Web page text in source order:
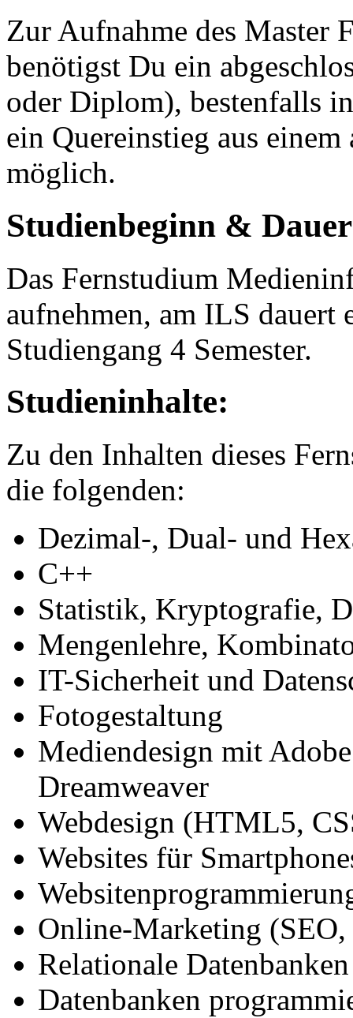
Zur Aufnahme des Master
benötigst Du ein
oder Diplom), bestenfalls
ein Quereinstieg aus
möglich.
Studienbeginn &
Das Fernstudium
aufnehmen, am ILS dauert
Studiengang 4 Semester.
Studieninhalte:
Zu den Inhalten dieses
die folgenden:
Dezimal-, Dual- und
C++
Statistik, Kryptografie,
Mengenlehre,
IT-Sicherheit und
Fotogestaltung
Mediendesign mit
Dreamweaver
Webdesign (HTML5,
Websites für
Online-Marketing
Relationale Datenbanken
Datenbanken